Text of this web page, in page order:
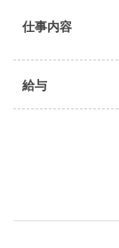
仕事内容
給与